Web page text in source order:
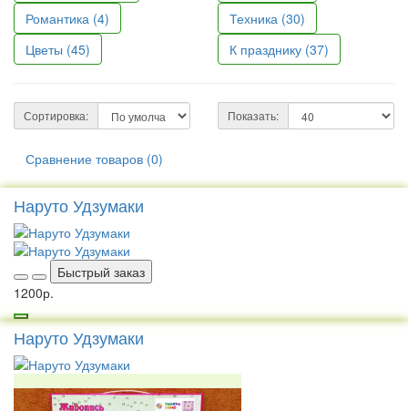
Романтика (4)
Техника (30)
Цветы (45)
К празднику (37)
Сортировка: Показать:
Сравнение товаров (0)
Наруто Удзумаки
Быстрый заказ
1200р.
Наруто Удзумаки